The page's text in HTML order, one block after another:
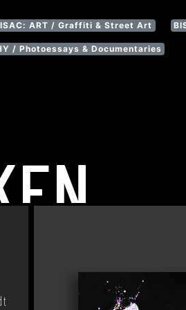
ART / Graffiti & Street Art
/ Photoessays & Documentaries